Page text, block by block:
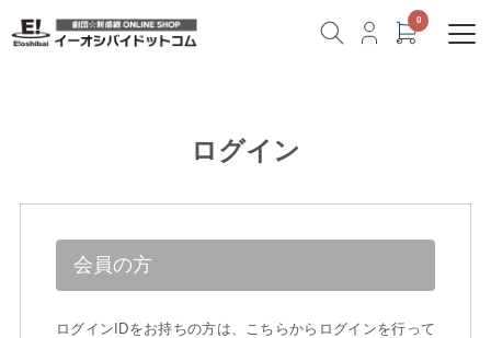
ログイン
会員の方
ログインIDをお持ちの方は、こちらからログインを行って